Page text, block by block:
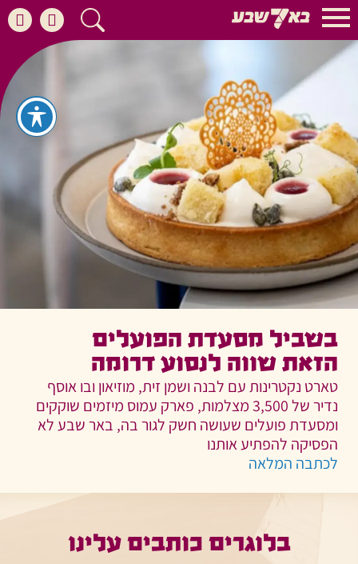
בשביל מסעדת הפועלים
הזאת שווה לנסוע דרומה
טארט נקטרינות עם לבנה ושמן זית, מוזיאון ובו אוסף
נדיר של 3,500 מצלמות, פארק עמוס מיזמים שוקקים
ומסעדת פועלים שעושה חשק לגור בה, באר שבע לא
הפסיקה להפתיע אותנו
לכתבה המלאה
בלוגרים כותבים עלינו